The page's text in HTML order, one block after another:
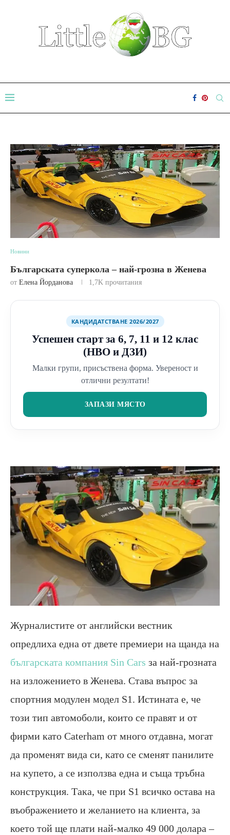
Новини
Българската суперкола – най-грозна в Женева
от Елена Йорданова 1,7K прочитания
КАНДИДАТСТВАНЕ 2026/2027
Успешен старт за 6, 7, 11 и 12 клас
(НВО и ДЗИ)
Малки групи, присъствена форма. Увереност и
отлични резултати!
ЗАПАЗИ МЯСТО
Журналистите от английски вестник
опредлиха една от двете премиери на щанда на
българската компания Sin Cars за най-грозната
на изложението в Женева. Става въпрос за
спортния модулен модел S1. Истината е, че
този тип автомоболи, които се правят и от
фирми като Сatеrham от много отдавна, могат
да променят вида си, като се сменят панилите
на купето, а се използва една и съща тръбна
конструкция. Така, че при S1 всичко остава на
въображението и желанието на клиента, за
което той ще плати най-малко 49 000 долара –